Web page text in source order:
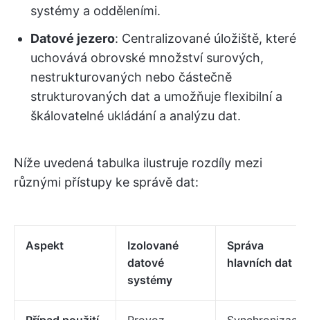
systémy a odděleními.
Datové jezero: Centralizované úložiště, které
uchovává obrovské množství surových,
nestrukturovaných nebo částečně
strukturovaných dat a umožňuje flexibilní a
škálovatelné ukládání a analýzu dat.
Níže uvedená tabulka ilustruje rozdíly mezi
různými přístupy ke správě dat:
Aspekt
Izolované
datové
systémy
Správa
hlavních dat